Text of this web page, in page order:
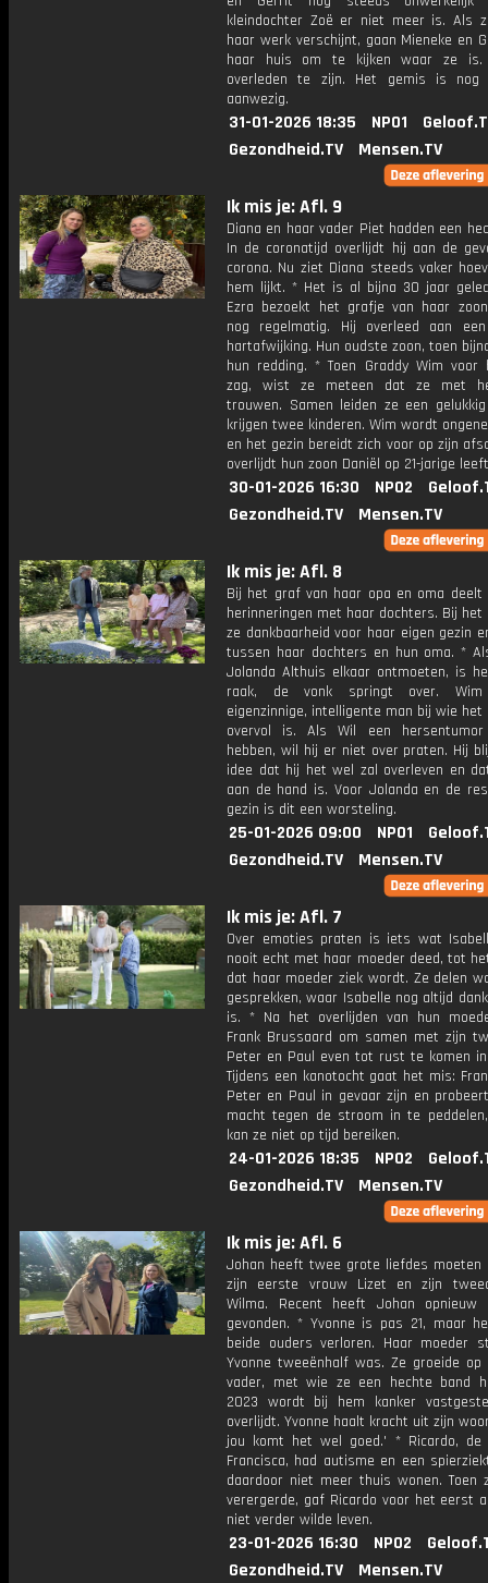
kleindochter Zoë er niet meer is. Als
haar werk verschijnt, gaan Mieneke en
haar huis om te kijken waar ze is.
overleden te zijn. Het gemis is nog
aanwezig.
31-01-2026 18:35 NPO1
Gezondheid.TV
Mensen.TV
Ik mis je: Afl. 9
Diana en haar vader Piet hadden een
In de coronatijd overlijdt hij aan de
corona. Nu ziet Diana steeds vaker
hem lijkt. * Het is al bijna 30 jaar
Ezra bezoekt het grafje van haar
nog regelmatig. Hij overleed aan
hartafwijking. Hun oudste zoon, toen
hun redding. * Toen Graddy Wim
zag, wist ze meteen dat ze met
trouwen. Samen leiden ze een
krijgen twee kinderen. Wim wordt
en het gezin bereidt zich voor op zijn
overlijdt hun zoon Daniël op 21-jarige
30-01-2026 16:30 NPO2
Gezondheid.TV
Mensen.TV
Ik mis je: Afl. 8
Bij het graf van haar opa en oma deelt
herinneringen met haar dochters. Bij
ze dankbaarheid voor haar eigen gezin
tussen haar dochters en hun oma. *
Jolanda Althuis elkaar ontmoeten, is
raak, de vonk springt over.
eigenzinnige, intelligente man bij wie
overvol is. Als Wil een
hebben, wil hij er niet over praten. Hij
idee dat hij het wel zal overleven en
aan de hand is. Voor Jolanda en de
gezin is dit een worsteling.
25-01-2026 09:00 NPO1
Gezondheid.TV
Mensen.TV
Ik mis je: Afl. 7
Over emoties praten is iets wat
nooit echt met haar moeder deed, tot
dat haar moeder ziek wordt. Ze delen
gesprekken, waar Isabelle nog altijd
is. * Na het overlijden van hun
Frank Brussaard om samen met zijn
Peter en Paul even tot rust te komen in
Tijdens een kanotocht gaat het mis:
Peter en Paul in gevaar zijn en
macht tegen de stroom in te
kan ze niet op tijd bereiken.
24-01-2026 18:35 NPO2
Gezondheid.TV
Mensen.TV
Ik mis je: Afl. 6
Johan heeft twee grote liefdes moeten
zijn eerste vrouw Lizet en zijn
Wilma. Recent heeft Johan opnieuw
gevonden. * Yvonne is pas 21, maar
beide ouders verloren. Haar moeder
Yvonne tweeënhalf was. Ze groeide
vader, met wie ze een hechte band
2023 wordt bij hem kanker
overlijdt. Yvonne haalt kracht uit zijn
jou komt het wel goed.' * Ricardo, de
Francisca, had autisme en een
daardoor niet meer thuis wonen. Toen
verergerde, gaf Ricardo voor het eerst
niet verder wilde leven.
23-01-2026 16:30 NPO2
Gezondheid.TV
Mensen.TV